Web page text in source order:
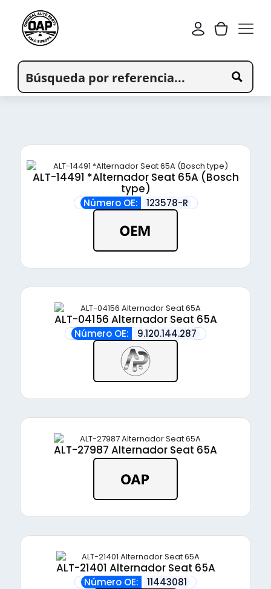
ALT-14491 *Alternador Seat 65A (Bosch
type)
Número OE: 123578-R
ALT-04156 Alternador Seat 65A
Número OE: 9.120.144.287
ALT-27987 Alternador Seat 65A
ALT-21401 Alternador Seat 65A
Número OE: 11443081